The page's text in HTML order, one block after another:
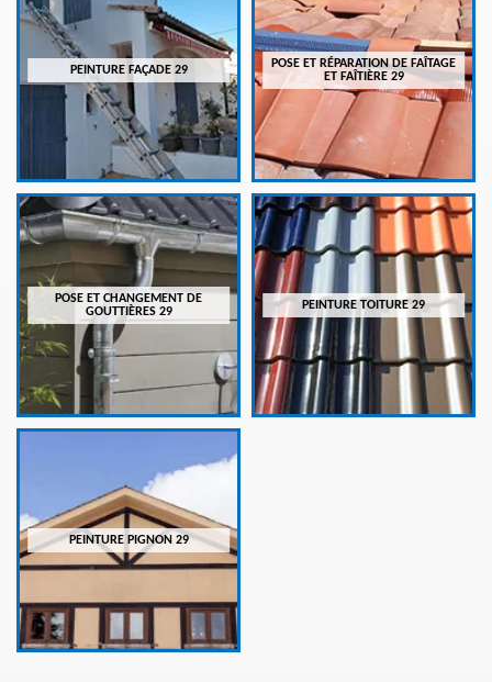
PEINTURE FAÇADE 29
POSE ET RÉPARATION DE FAÎTAGE
ET FAÎTIÈRE 29
POSE ET CHANGEMENT DE
GOUTTIÈRES 29
PEINTURE TOITURE 29
PEINTURE PIGNON 29